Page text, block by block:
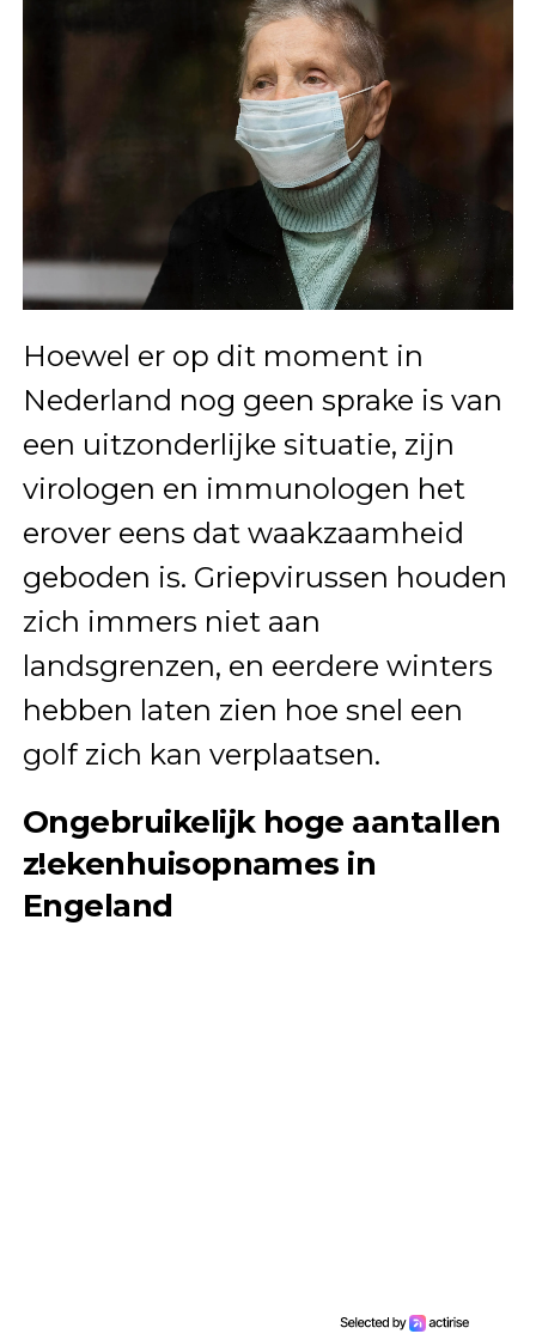
Hoewel er op dit moment in
Nederland nog geen sprake is van
een uitzonderlijke situatie, zijn
virologen en immunologen het
erover eens dat waakzaamheid
geboden is. Griepvirussen houden
zich immers niet aan
landsgrenzen, en eerdere winters
hebben laten zien hoe snel een
golf zich kan verplaatsen.
Ongebruikelijk hoge aantallen
z!ekenhuisopnames in
Engeland